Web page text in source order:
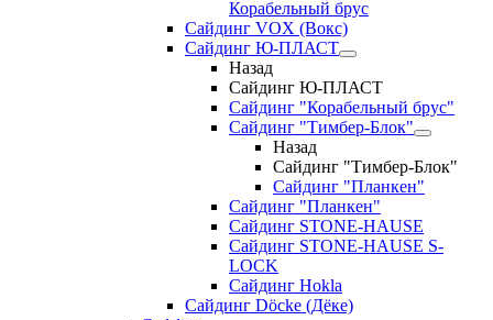
Корабельный брус
Сайдинг VOX (Вокс)
Сайдинг Ю-ПЛАСТ
Назад
Сайдинг Ю-ПЛАСТ
Сайдинг "Корабельный брус"
Сайдинг "Тимбер-Блок"
Назад
Сайдинг "Тимбер-Блок"
Сайдинг "Планкен"
Сайдинг "Планкен"
Сайдинг STONE-HAUSE
Сайдинг STONE-HAUSE S-
LOCK
Сайдинг Hokla
Сайдинг Döcke (Дёке)